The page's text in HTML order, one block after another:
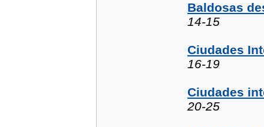
Baldosas
14-15
Ciudades
16-19
Ciudades
20-25